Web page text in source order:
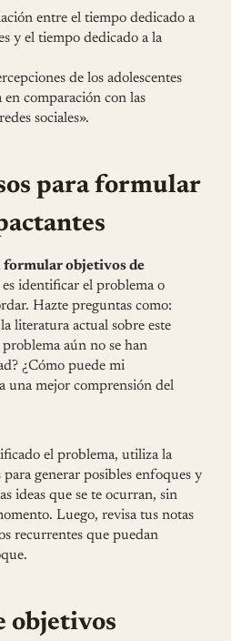
entre el tiempo dedicado a
y el tiempo dedicado a la
de los adolescentes
en comparación con las
sociales».
para formular
formular objetivos de
identificar el problema o
Hazte preguntas como:
literatura actual sobre este
problema aún no se han
¿Cómo puede mi
una mejor comprensión del
el problema, utiliza la
generar posibles enfoques y
ideas que se te ocurran, sin
Luego, revisa tus notas
recurrentes que puedan
objetivos